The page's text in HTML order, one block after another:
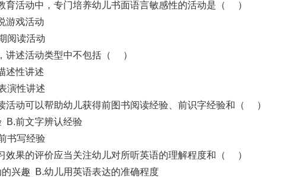
育活动中，专门培养幼儿书面语言敏感性的活动是（ ）
游戏活动
阅读活动
讲述活动类型中不包括（ ）
述性讲述
演性讲述
活动可以帮助幼儿获得前图书阅读经验、前识字经验和（ ）
B.前文字辨认经验
书写经验
效果的评价应当关注幼儿对所听英语的理解程度和（ ）
兴趣 B.幼儿用英语表达的准确程度